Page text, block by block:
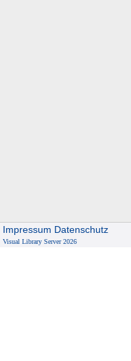
Impressum Datenschutz
Visual Library Server 2026